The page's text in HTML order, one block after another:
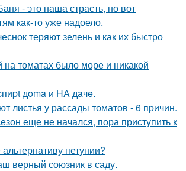
- это наша страсть, но вот
как-то уже надоело.
теряют зелень и как их быстро
на томатах было море и никакой
дoma и HA дaчe.
листья у рассады томатов - 6 причин.
еще не начался, пора приступить к
петунии?
верный союзник в саду.